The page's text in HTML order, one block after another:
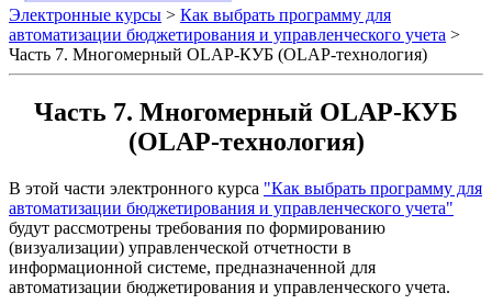
Электронные курсы > Как выбрать программу для
автоматизации бюджетирования и управленческого учета >
Часть 7. Многомерный OLAP-КУБ (OLAP-технология)
Часть 7. Многомерный OLAP-КУБ
(OLAP-технология)
В этой части электронного курса "Как выбрать программу для
автоматизации бюджетирования и управленческого учета"
будут рассмотрены требования по формированию
(визуализации) управленческой отчетности в
информационной системе, предназначенной для
автоматизации бюджетирования и управленческого учета.